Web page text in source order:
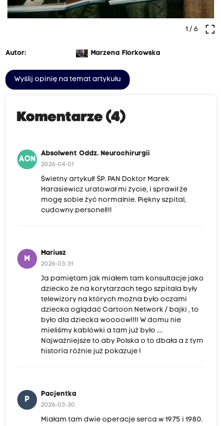
crop_free
1/ 6
Autor: Marzena Florkowska
Wyślij opinię na temat artykułu
Komentarze (4)
AON
Absolwent Oddz. Neurochirurgii
2026-04-01
Świetny artykuł! ŚP. PAN Doktor Marek
Harasiewicz uratował mi życie, i sprawił że
mogę sobie żyć normalnie. Piękny szpital,
cudowny personel!!!
M
Mariusz
2026-03-31
Ja pamiętam jak miałem tam konsultacje jako
dziecko że na korytarzach tego szpitala były
telewizory na których można było oczami
dziecka oglądać Cartoon Network / bajki , to
było dla dziecka woooow!!!! W domu nie
mieliśmy kablówki a tam już było ....
Najważniejsze to aby Polska o to dbała a z tym
historia różnie już pokazuje !
P
Pacjentka
2026-03-30
Miałam tam dwie operacje serca w 1975 i 1980.